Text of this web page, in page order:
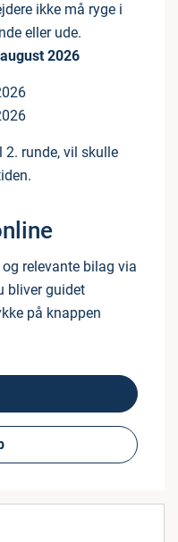
ikke må ryge i
eller ude.
2026
2. runde, vil skulle
relevante bilag via
bliver guidet
på knappen